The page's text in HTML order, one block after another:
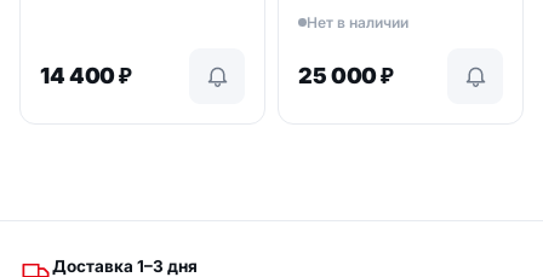
14 400₽
Нет в наличии
25 000₽
Доставка 1–3 дня